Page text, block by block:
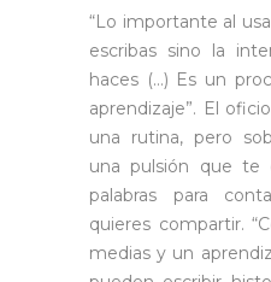
“Lo importante al
escribas sino la
haces (…) Es un
aprendizaje”. El
una rutina, pero
una pulsión que te
palabras para
quieres compartir.
medias y un